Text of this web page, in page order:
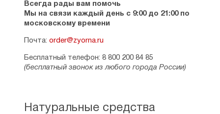
Всегда рады вам помочь
Мы на связи каждый день с 9:00 до 21:00 по
московскому времени
Почта: order@zyorna.ru
Бесплатный телефон: 8 800 200 84 85
(бесплатный звонок из любого города России)
Натуральные средства